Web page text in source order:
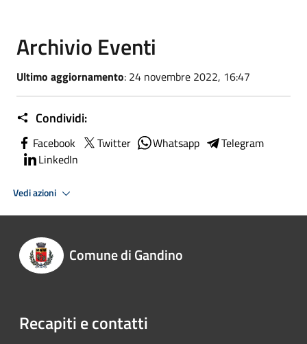
Archivio Eventi
Ultimo aggiornamento: 24 novembre 2022, 16:47
Condividi:
Facebook Twitter Whatsapp
Telegram
LinkedIn
Vedi azioni
Comune di Gandino
Recapiti e contatti